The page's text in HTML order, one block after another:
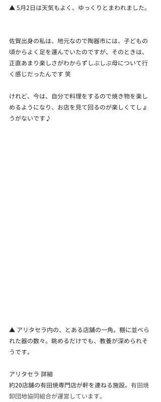
▲ 5月2日は天気もよく、ゆっくりとまわれました。
佐賀出身の私は、地元なので陶器市には、子どもの
頃からよく足を運んでいたのですが、そのときは、
正直あまり楽しさがわからずしぶしぶ母について行
く感じだったんです 笑
けれど、今は、自分で料理をするので焼き物を楽し
めるようになり、お店を見て回るのが楽しくてしょ
うがないです♪
▲ アリタセラ内の、とある店舗の一角。棚に並べら
れた器の数々。眺めるだけでも、教養が深められそ
うです。
アリタセラ 詳細
約20店舗の有田焼専門店が軒を連ねる施設。 有田焼
卸団地協同組合が運営しています。